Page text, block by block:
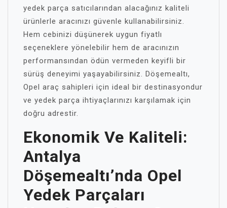
yedek parça satıcılarından alacağınız kaliteli
ürünlerle aracınızı güvenle kullanabilirsiniz.
Hem cebinizi düşünerek uygun fiyatlı
seçeneklere yönelebilir hem de aracınızın
performansından ödün vermeden keyifli bir
sürüş deneyimi yaşayabilirsiniz. Döşemealtı,
Opel araç sahipleri için ideal bir destinasyondur
ve yedek parça ihtiyaçlarınızı karşılamak için
doğru adrestir.
Ekonomik Ve Kaliteli:
Antalya
Döşemealtı’nda Opel
Yedek Parçaları